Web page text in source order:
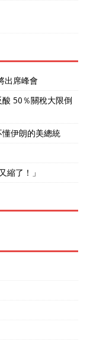
出席峰會
50％關稅大限倒
伊朗的美總統
縮了！」